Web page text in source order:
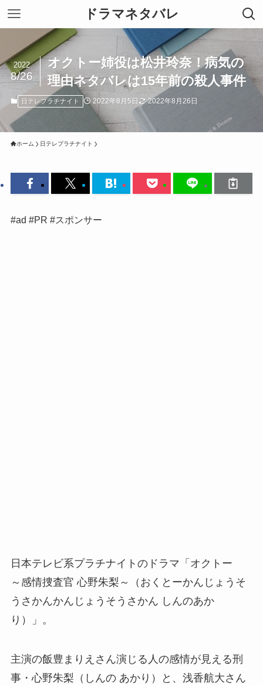
ドラマネタバレ
オクトー姉役は松井玲奈！病気の
理由ネタバレは15年前の殺人事件
2022
8/26
日テレプラチナイト 2022年8月5日 2022年8月26日
ホーム 日テレプラチナイト
#ad #PR #スポンサー
日本テレビ系プラチナイトのドラマ「 オクトー
～感情捜査官 心野朱梨～（おくとーかんじょうそ
うさかんかんじょうそうさかん しんのあか
り）
」。
主演の飯豊まりえさん演じる人の感情が見える刑
事・心野朱梨（しんの あかり）と、浅香航大さん